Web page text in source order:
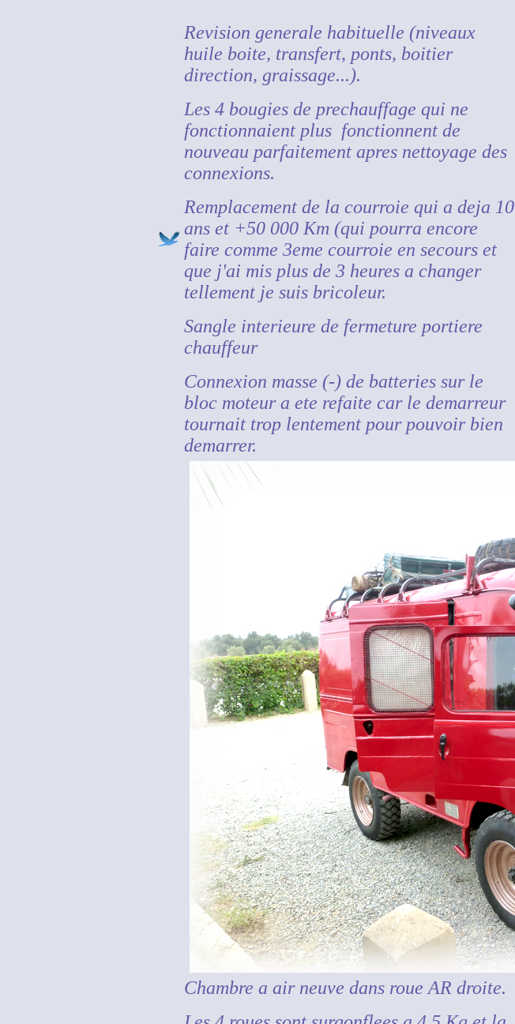
Revision generale habituelle (niveaux
huile boite, transfert, ponts, boitier
direction, graissage...).
Les 4 bougies de prechauffage qui ne
fonctionnaient plus fonctionnent de
nouveau parfaitement apres nettoyage des
connexions.
Remplacement de la courroie qui a deja 10
ans et +50 000 Km (qui pourra encore
faire comme 3eme courroie en secours et
que j'ai mis plus de 3 heures a changer
tellement je suis bricoleur.
Sangle interieure de fermeture portiere
chauffeur
Connexion masse (-) de batteries sur le
bloc moteur a ete refaite car le demarreur
tournait trop lentement pour pouvoir bien
demarrer.
Chambre a air neuve dans roue AR droite.